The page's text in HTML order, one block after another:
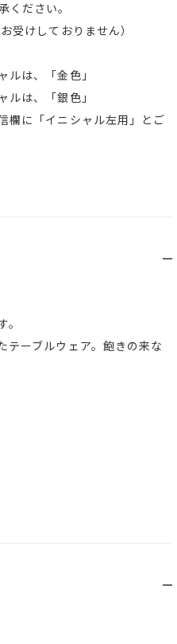
ださい。
受けしておりません）
は、「金色」
は、「銀色」
欄に「イニシャル左用」とご
テーブルウェア。飽きの来な